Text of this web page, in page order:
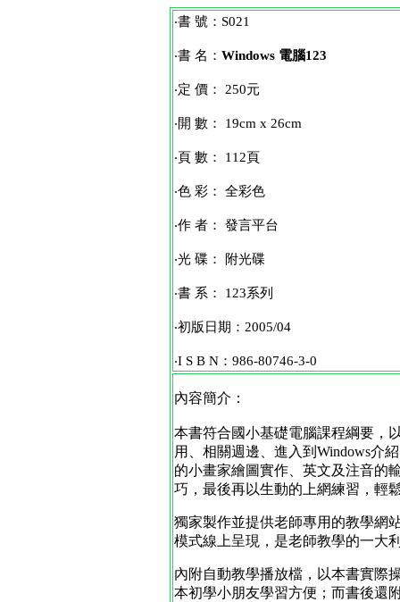
‧書 號：S021
‧書 名： Windows 電腦123
‧定 價： 250元
‧開 數： 19cm x 26cm
‧頁 數： 112頁
‧色 彩： 全彩色
‧作 者： 發言平台
‧光 碟： 附光碟
‧書 系： 123系列
‧初版日期：2005/04
‧I S B N：986-80746-3-0
內容簡介：
本書符合國小基礎電腦課程綱要，
用、相關週邊、進入到Windows介
的小畫家繪圖實作、英文及注音的
巧，最後再以生動的上網練習，輕
獨家製作並提供老師專用的教學網
模式線上呈現，是老師教學的一大
內附自動教學播放檔，以本書實際
本初學小朋友學習方便；而書後還